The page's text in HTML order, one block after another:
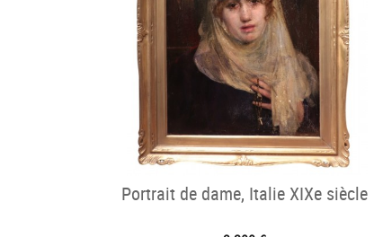
Portrait de dame, Italie XIXe siècle